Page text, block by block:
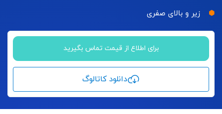
زیر و بالای صفری
برای اطلاع از قیمت تماس بگیرید
دانلود کاتالوگ